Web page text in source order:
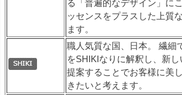
る「普遍的なデザイン」に
ッセンスをプラスした上質
ます。
職人気質な国、日本。 繊細
をSHIKIなりに解釈し、新し
提案することでお客様に美
きたいと考えます。